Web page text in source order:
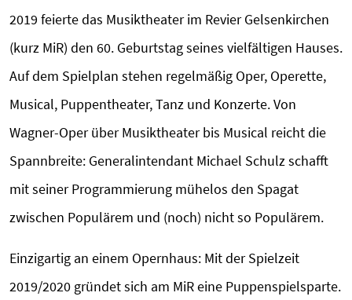
2019 feierte das Musiktheater im Revier Gelsenkirchen
(kurz MiR) den 60. Geburtstag seines vielfältigen Hauses.
Auf dem Spielplan stehen regelmäßig Oper, Operette,
Musical, Puppentheater, Tanz und Konzerte. Von
Wagner-Oper über Musiktheater bis Musical reicht die
Spannbreite: Generalintendant Michael Schulz schafft
mit seiner Programmierung mühelos den Spagat
zwischen Populärem und (noch) nicht so Populärem.
Einzigartig an einem Opernhaus: Mit der Spielzeit
2019/2020 gründet sich am MiR eine Puppenspielsparte.